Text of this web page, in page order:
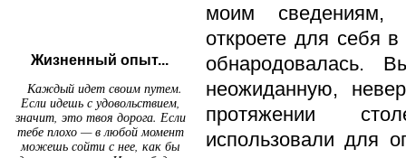
Жизненный опыт...
Каждый идет своим путем.
Если идешь с удовольствием,
значит, это твоя дорога. Если
тебе плохо — в любой момент
можешь сойти с нее, как бы
моим сведениям,
откроете для себя в
обнародовалась.
неожиданную,
протяжении
использовали для